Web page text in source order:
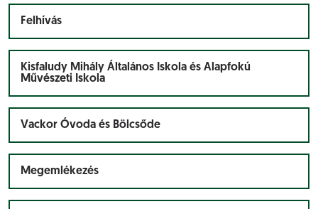
Felhívás
Kisfaludy Mihály Általános Iskola és Alapfokú
Művészeti Iskola
Vackor Óvoda és Bölcsőde
Megemlékezés